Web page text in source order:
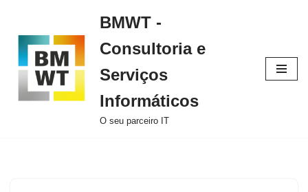
Avançar
para
conteúdo
BMWT -
Consultoria e
Serviços
Informáticos
O seu parceiro IT